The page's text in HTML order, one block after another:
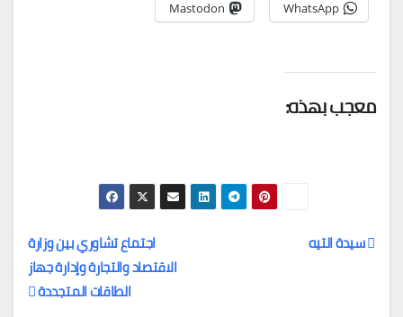
WhatsApp
Mastodon
معجب بهذه:
اجتماع تشاوري بين وزارة
الاقتصاد والتجارة وإدارة جهاز
الطاقات المتجددة
سيدة التيه